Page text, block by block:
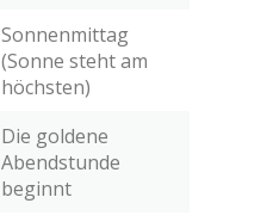
Sonnenmittag
(Sonne steht am
höchsten)
Die goldene
Abendstunde
beginnt